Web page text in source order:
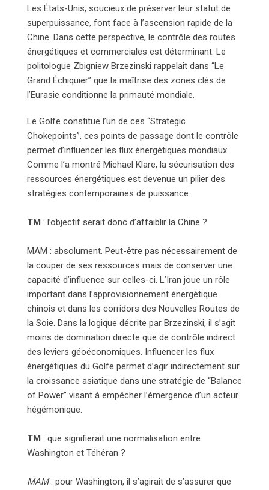
Les États-Unis, soucieux de préserver leur statut de
superpuissance, font face à l’ascension rapide de la
Chine. Dans cette perspective, le contrôle des routes
énergétiques et commerciales est déterminant. Le
politologue Zbigniew Brzezinski rappelait dans “Le
Grand Échiquier” que la maîtrise des zones clés de
l’Eurasie conditionne la primauté mondiale.
Le Golfe constitue l’un de ces “Strategic
Chokepoints”, ces points de passage dont le contrôle
permet d’influencer les flux énergétiques mondiaux.
Comme l’a montré Michael Klare, la sécurisation des
ressources énergétiques est devenue un pilier des
stratégies contemporaines de puissance.
TM : l’objectif serait donc d’affaiblir la Chine ?
MAM : absolument. Peut-être pas nécessairement de
la couper de ses ressources mais de conserver une
capacité d’influence sur celles-ci. L’Iran joue un rôle
important dans l’approvisionnement énergétique
chinois et dans les corridors des Nouvelles Routes de
la Soie. Dans la logique décrite par Brzezinski, il s’agit
moins de domination directe que de contrôle indirect
des leviers géoéconomiques. Influencer les flux
énergétiques du Golfe permet d’agir indirectement sur
la croissance asiatique dans une stratégie de “Balance
of Power” visant à empêcher l’émergence d’un acteur
hégémonique.
TM : que signifierait une normalisation entre
Washington et Téhéran ?
MAM: pour Washington, il s’agirait de s’assurer que